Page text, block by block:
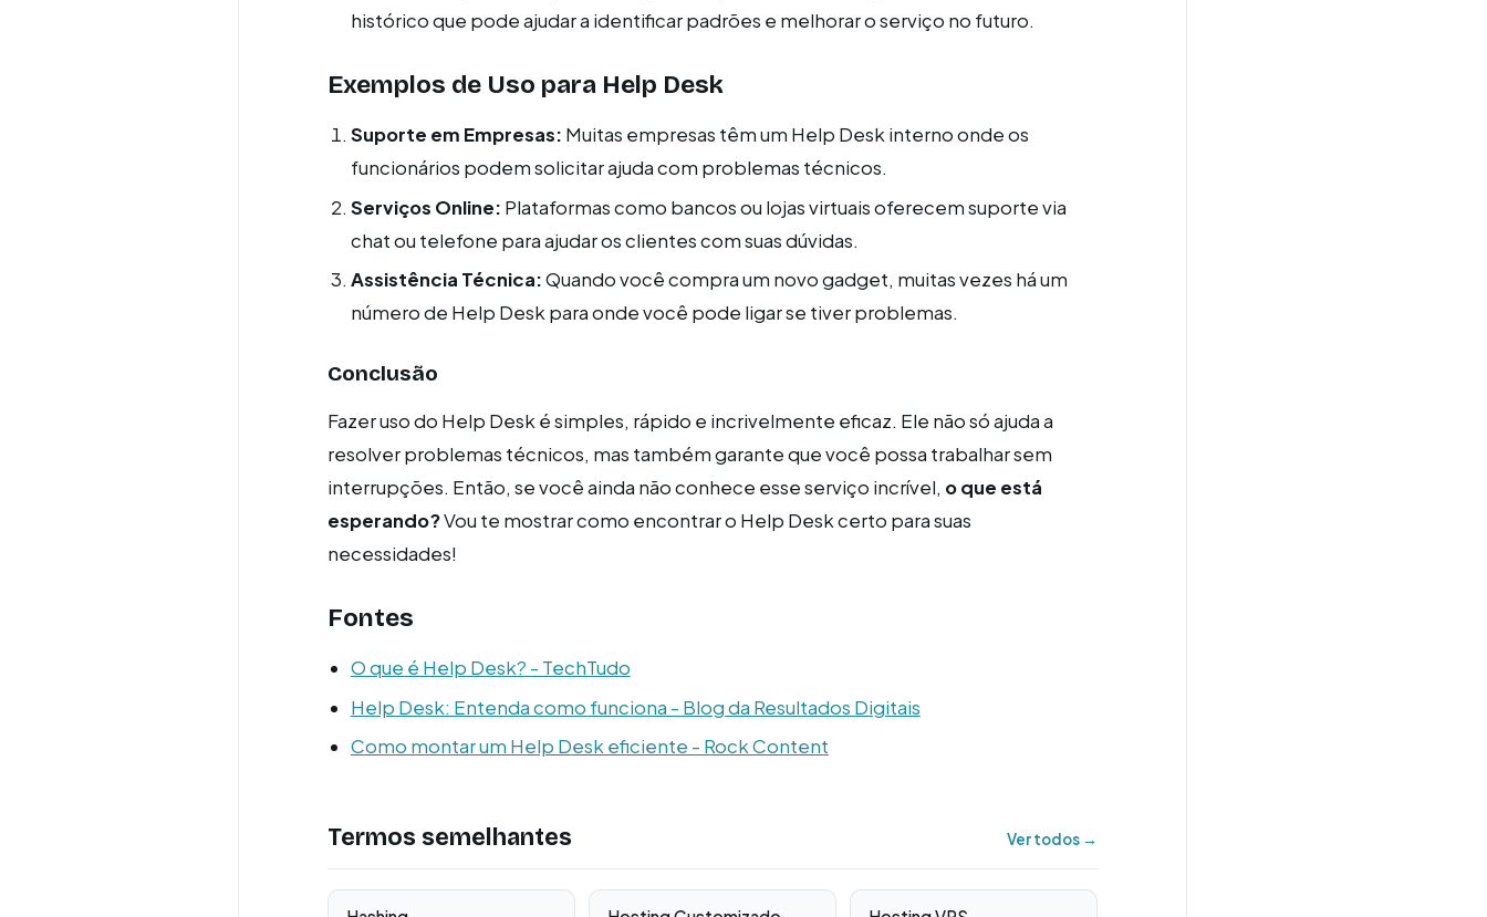
histórico que pode ajudar a identificar padrões e melhorar o serviço no futuro.
Exemplos de Uso para Help Desk
Suporte em Empresas: Muitas empresas têm um Help Desk interno onde os
funcionários podem solicitar ajuda com problemas técnicos.
Serviços Online: Plataformas como bancos ou lojas virtuais oferecem suporte via
chat ou telefone para ajudar os clientes com suas dúvidas.
Assistência Técnica:Quando você compra um novo gadget, muitas vezes há um
número de Help Desk para onde você pode ligar se tiver problemas.
Conclusão
Fazer uso do Help Desk é simples, rápido e incrivelmente eficaz. Ele não só ajuda a
resolver problemas técnicos, mas também garante que você possa trabalhar sem
interrupções. Então, se você ainda não conhece esse serviço incrível, o que está
esperando?Vou te mostrar como encontrar o Help Desk certo para suas
necessidades!
Fontes
O que é Help Desk? - TechTudo
Help Desk: Entenda como funciona - Blog da Resultados Digitais
Como montar um Help Desk eficiente - Rock Content
Termos semelhantes Ver todos →